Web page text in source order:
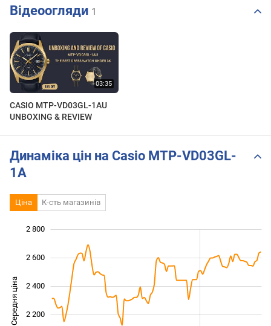
Відеоогляди 1
CASIO MTP-VD03GL-1AU
UNBOXING & REVIEW
Динаміка цін на Casio MTP-VD03GL-
1A
Ціна К-сть магазинів
Середня ціна 2 200
2 400
2 600
2 800